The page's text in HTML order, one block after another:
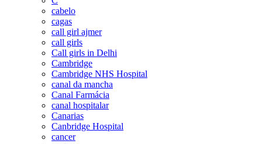
cabelo
cagas
call girl ajmer
call girls
Call girls in Delhi
Cambridge
Cambridge NHS Hospital
canal da mancha
Canal Farmácia
canal hospitalar
Canarias
Canbridge Hospital
cancer